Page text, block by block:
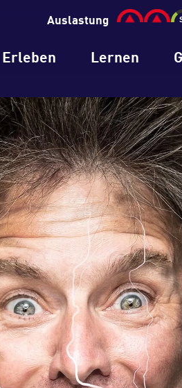
Auslastung
Erleben Lernen